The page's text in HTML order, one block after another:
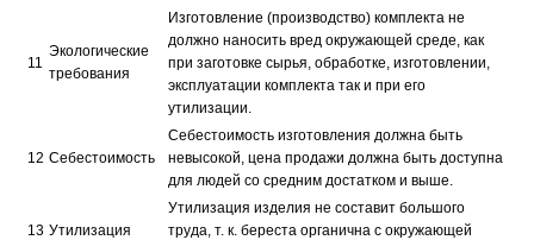
11
Экологические
требования
Изготовление (производство) комплекта не
должно наносить вред окружающей среде, как
при заготовке сырья, обработке, изготовлении,
эксплуатации комплекта так и при его
утилизации.
12 Себестоимость
Себестоимость изготовления должна быть
невысокой, цена продажи должна быть доступна
для людей со средним достатком и выше.
13 Утилизация
Утилизация изделия не составит большого
труда, т. к. береста органична с окружающей